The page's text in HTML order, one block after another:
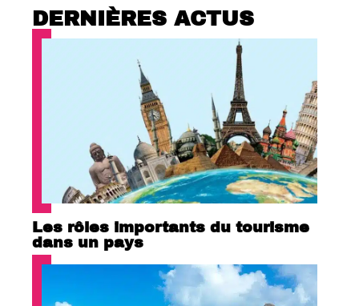
DERNIÈRES ACTUS
Les rôles importants du tourisme
dans un pays